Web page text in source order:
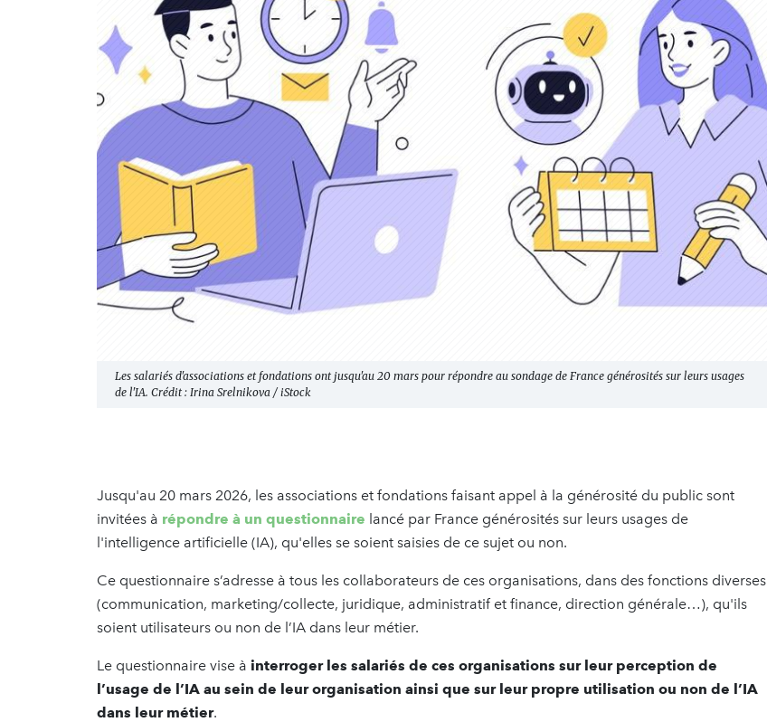
Les salariés d'associations et fondations ont jusqu'au 20 mars pour répondre au sondage de France générosités sur leurs usages
de l'IA. Crédit : Irina Srelnikova / iStock
Jusqu'au 20 mars 2026, les associations et fondations faisant appel à la générosité du public sont
invitées à répondre à un questionnaire lancé par France générosités sur leurs usages de
l'intelligence artificielle (IA), qu'elles se soient saisies de ce sujet ou non.
Ce questionnaire s’adresse à tous les collaborateurs de ces organisations, dans des fonctions diverses
(communication, marketing/collecte, juridique, administratif et finance, direction générale…), qu'ils
soient utilisateurs ou non de l’IA dans leur métier.
Le questionnaire vise à interroger les salariés de ces organisations sur leur perception de
l’usage de l’IA au sein de leur organisation ainsi que sur leur propre utilisation ou non de l’IA
dans leur métier.